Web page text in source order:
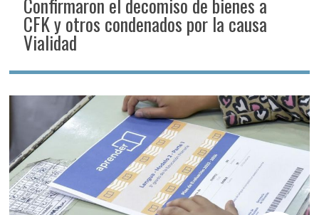
CFK y otros condenados por la causa
Vialidad